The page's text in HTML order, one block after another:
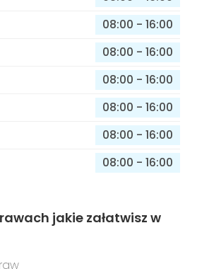
08:00 - 16:00
08:00 - 16:00
08:00 - 16:00
08:00 - 16:00
08:00 - 16:00
08:00 - 16:00
jakie załatwisz w